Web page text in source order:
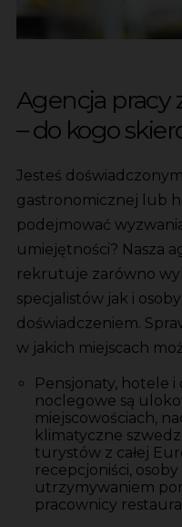
Agencja pracy
– do kogo
Jesteś
gastronomicznej lub
podejmować
umiejętności? Nasza
rekrutuje zarówno
specjalistów jak i
doświadczeniem.
w jakich miejscach
Pensjonaty, hotele
noclegowe są
miejscowościach,
klimatyczne
turystów z całej
recepcjoniści,
utrzymywaniem
pracownicy